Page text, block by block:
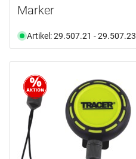
Marker
Artikel: 29.507.21 - 29.507.23